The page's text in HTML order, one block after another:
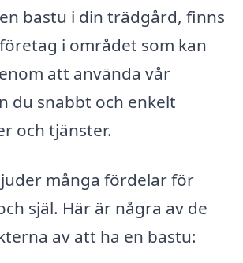
bastu i din trädgård, finns
i området som kan
att använda vår
du snabbt och enkelt
och tjänster.
många fördelar för
själ. Här är några av de
av att ha en bastu: